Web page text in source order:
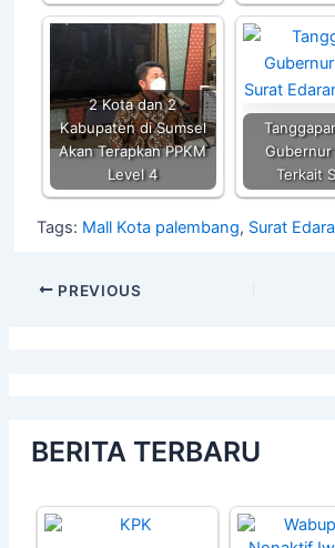
2 Kota dan 2
Kabupaten di Sumsel
Akan Terapkan PPKM
Level 4
Gubernur
Terkait
Tags: Mall Kota palembang, Surat
PREVIOUS
BERITA TERBARU